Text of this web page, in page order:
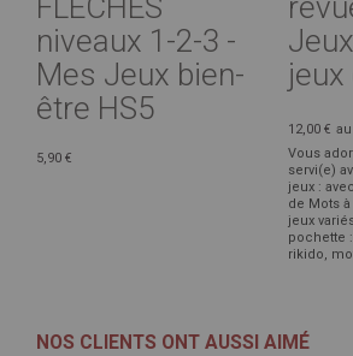
FLÉCHÉS
niveaux 1-2-3 -
Mes Jeux bien-
être HS5
5,90 €
12,00 €
Vous
servi(e)
jeux :
de Mots
jeux
pochette
rikido,
NOS CLIENTS ONT AUSSI AIMÉ